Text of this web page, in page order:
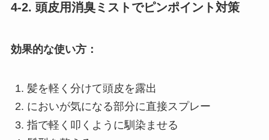
4-2. 頭皮用消臭ミストでピンポイント対策
効果的な使い方：
髪を軽く分けて頭皮を露出
においが気になる部分に直接スプレー
指で軽く叩くように馴染ませる